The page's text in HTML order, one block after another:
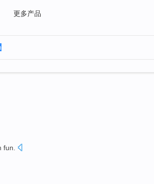
更多产品
fun